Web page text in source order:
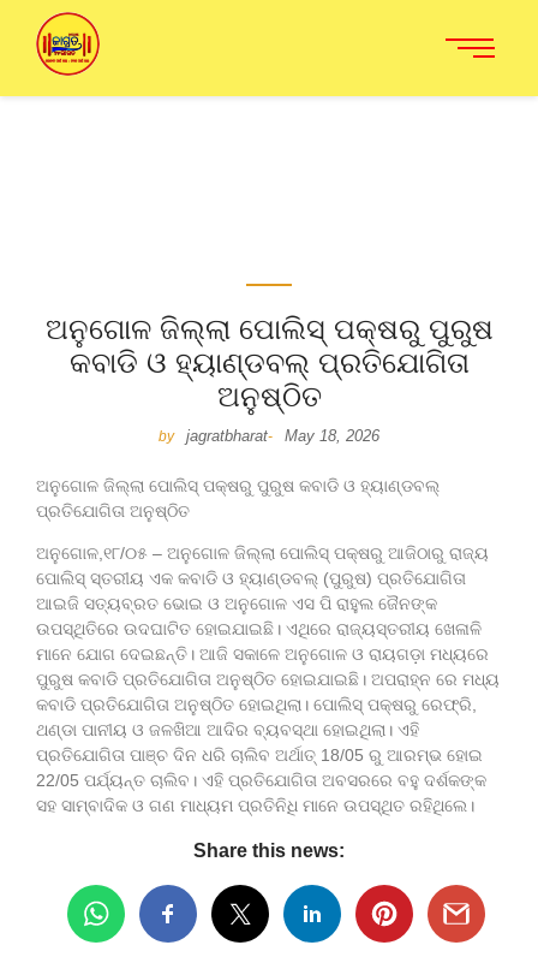
ଅନୁଗୋଳ ଜିଲ୍ଲା ପୋଲିସ୍ ପକ୍ଷରୁ ପୁରୁଷ
କବାଡି ଓ ହ୍ୟାଣ୍ଡବଲ୍ ପ୍ରତିଯୋଗିତା
ଅନୁଷ୍ଠିତ
by jagratbharat- May 18, 2026
ଅନୁଗୋଳ ଜିଲ୍ଲା ପୋଲିସ୍ ପକ୍ଷରୁ ପୁରୁଷ କବାଡି ଓ ହ୍ୟାଣ୍ଡବଲ୍
ପ୍ରତିଯୋଗିତା ଅନୁଷ୍ଠିତ
ଅନୁଗୋଳ,୧୮/୦୫ – ଅନୁଗୋଳ ଜିଲ୍ଲା ପୋଲିସ୍ ପକ୍ଷରୁ ଆଜିଠାରୁ ରାଜ୍ୟ
ପୋଲିସ୍ ସ୍ତରୀୟ ଏକ କବାଡି ଓ ହ୍ୟାଣ୍ଡବଲ୍ (ପୁରୁଷ) ପ୍ରତିଯୋଗିତା
ଆଇଜି ସତ୍ୟବ୍ରତ ଭୋଇ ଓ ଅନୁଗୋଳ ଏସ ପି ରାହୁଲ ଜୈନଙ୍କ
ଉପସ୍ଥିତିରେ ଉଦଘାଟିତ ହୋଇଯାଇଛି। ଏଥିରେ ରାଜ୍ୟସ୍ତରୀୟ ଖେଳାଳି
ମାନେ ଯୋଗ ଦେଇଛନ୍ତି। ଆଜି ସକାଳେ ଅନୁଗୋଳ ଓ ରାୟଗଡ଼ା ମଧ୍ୟରେ
ପୁରୁଷ କବାଡି ପ୍ରତିଯୋଗିତା ଅନୁଷ୍ଠିତ ହୋଇଯାଇଛି। ଅପରାହ୍ନ ରେ ମଧ୍ୟ
କବାଡି ପ୍ରତିଯୋଗିତା ଅନୁଷ୍ଠିତ ହୋଇଥିଲା। ପୋଲିସ୍ ପକ୍ଷରୁ ରେଫ୍ରି,
ଥଣ୍ଡା ପାନୀୟ ଓ ଜଳଖିଆ ଆଦିର ବ୍ୟବସ୍ଥା ହୋଇଥିଲା। ଏହି
ପ୍ରତିଯୋଗିତା ପାଞ୍ଚ ଦିନ ଧରି ଚାଲିବ ଅର୍ଥାତ୍ 18/05 ରୁ ଆରମ୍ଭ ହୋଇ
22/05 ପର୍ଯ୍ୟନ୍ତ ଚାଲିବ। ଏହି ପ୍ରତିଯୋଗିତା ଅବସରରେ ବହୁ ଦର୍ଶକଙ୍କ
ସହ ସାମ୍ବାଦିକ ଓ ଗଣ ମାଧ୍ୟମ ପ୍ରତିନିଧି ମାନେ ଉପସ୍ଥିତ ରହିଥିଲେ।
Share this news: